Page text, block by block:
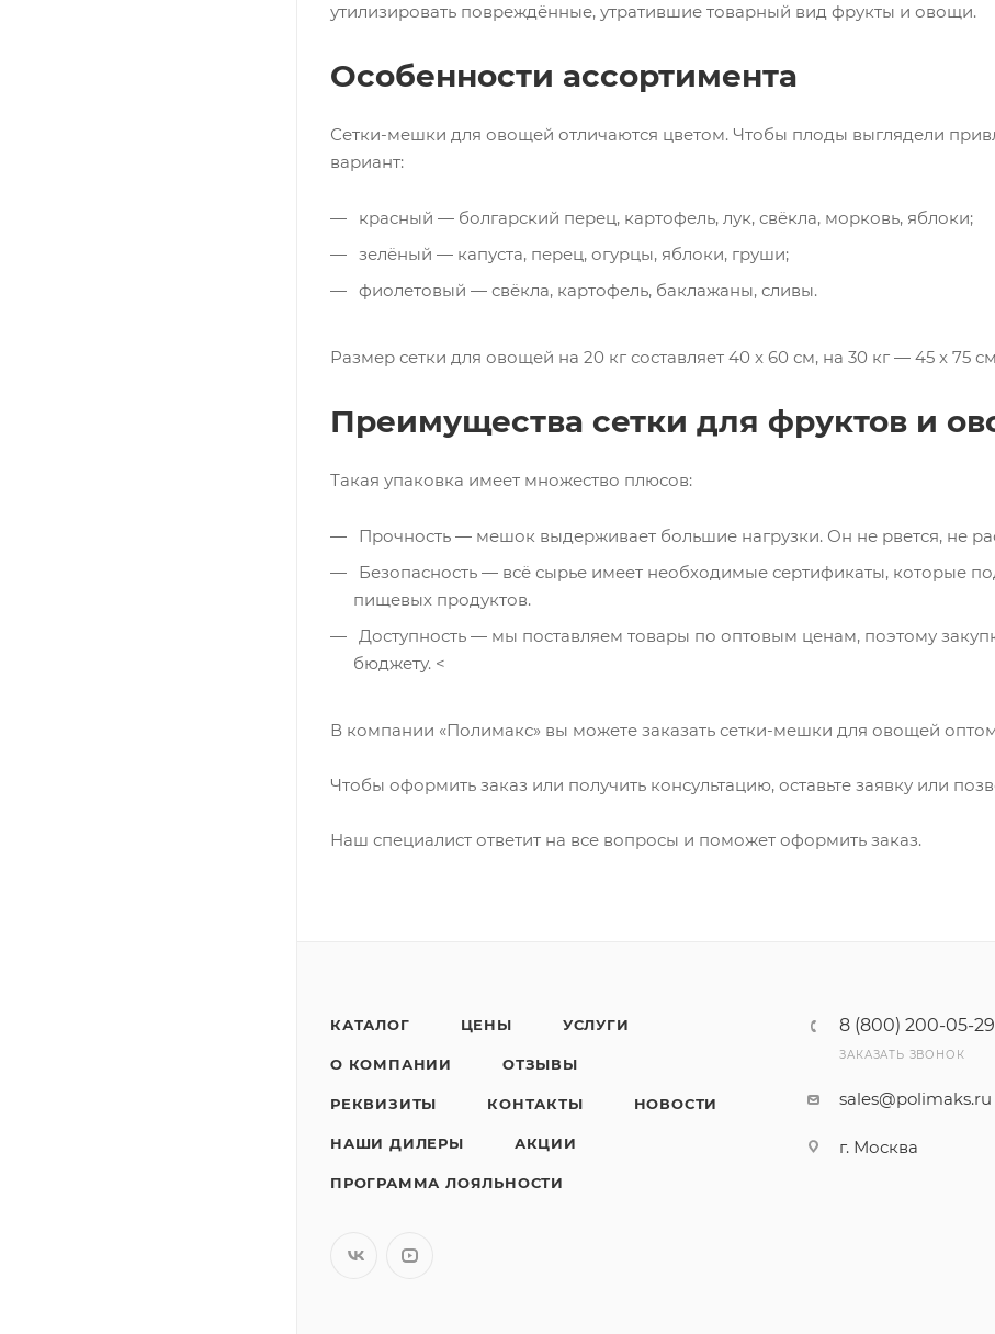
утилизировать повреждённые, утратившие товарный вид фрукты и овощи.
Особенности ассортимента
Сетки-мешки для овощей отличаются цветом. Чтобы плоды выглядели
вариант:
красный — болгарский перец, картофель, лук, свёкла, морковь, яблоки;
зелёный — капуста, перец, огурцы, яблоки, груши;
фиолетовый — свёкла, картофель, баклажаны, сливы.
Размер сетки для овощей на 20 кг составляет 40 x 60 см, на 30 кг — 45 x 75
Преимущества сетки для фруктов и
Такая упаковка имеет множество плюсов:
Прочность — мешок выдерживает большие нагрузки. Он не рвется, не
Безопасность — всё сырье имеет необходимые сертификаты, которые
пищевых продуктов.
Доступность — мы поставляем товары по оптовым ценам, поэтому
бюджету. <
В компании «Полимакс» вы можете заказать сетки-мешки для овощей
Чтобы оформить заказ или получить консультацию, оставьте заявку или
Наш специалист ответит на все вопросы и поможет оформить заказ.
КАТАЛОГ ЦЕНЫ УСЛУГИ
О КОМПАНИИ ОТЗЫВЫ
РЕКВИЗИТЫ КОНТАКТЫ НОВОСТИ
НАШИ ДИЛЕРЫ АКЦИИ
ПРОГРАММА ЛОЯЛЬНОСТИ
8 (800) 200-05-29
ЗАКАЗАТЬ ЗВОНОК
sales@polimaks.ru
г. Москва